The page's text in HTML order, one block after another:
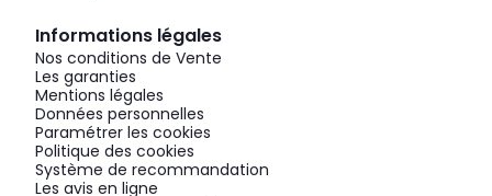
Informations légales
Nos conditions de Vente
Les garanties
Mentions légales
Données personnelles
Paramétrer les cookies
Politique des cookies
Système de recommandation
Les avis en ligne